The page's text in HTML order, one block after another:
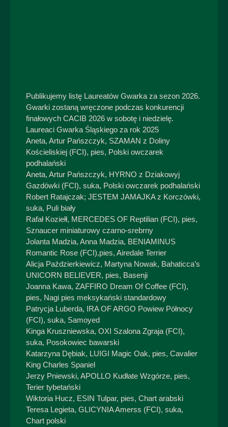
Publikujemy listę Laureatów Gwarka za sezon 2026.
Gwarki zostaną wręczone podczas konkurencji
finałowych CACIB 2026 w sobotę i niedzielę.
Laureaci Gwarka Śląskiego za rok 2025
Aneta, Artur Pańszczyk, SZAMAN z Doliny
Kościeliskiej (FCI), pies, Polski owczarek
podhalański
Aneta, Artur Pańszczyk, HYRNO z Dziakowyj
Gazdówki (FCI), suka, Polski owczarek podhalański
Robert Ratajczak; JESTEM JAMAJKA z Korczówki,
suka, Puli biały
Rafał Koziełł, MERCEDES OF Reptilian (FCI), pies,
Sznaucer miniaturowy czarno-srebrny
Jolanta Madzia, Anna Madzia, BENIAMINUS
Romantic Rose (FCI),pies, Airedale Terrier
Alicja Paździerkiewicz, Martyna Nowak, Bahaticca’s
UNICORN BELIEVER, pies, Basenji
Joanna Kawa, ZAFFIRO Dream Of Coffee (FCI),
pies, Nagi pies meksykański standardowy
Patrycja Luberda, IRA OF ARGO Powiew Północy
(FCI), suka, Samoyed
Kinga Kruszniewska, OXI Szalona Zgraja (FCI),
suka, Posokowiec bawarski
Katarzyna Dębiak, LUIGI Magic Oak, pies, Cavalier
King Charles Spaniel
Jerzy Pniewski, APOLLO Kudłate Wzgórze, pies,
Terier tybetański
Wiktoria Hucz, ESIN Tulpar, pies, Chart arabski
Teresa Legieta, GLICYNIA Amerss (FCI), suka,
Chart polski